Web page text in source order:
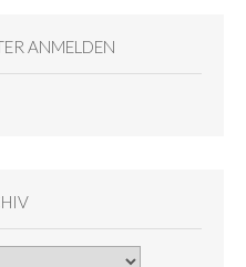
ANMELDEN